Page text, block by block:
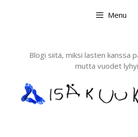
Menu
Blogi siitä, miksi lasten kanssa
mutta vuodet